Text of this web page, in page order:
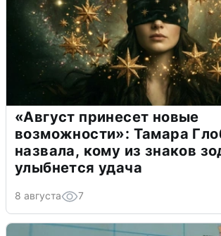
«Август принесет новые
возможности»: Тамара
назвала, кому из знаков
улыбнется удача
8 августа 7